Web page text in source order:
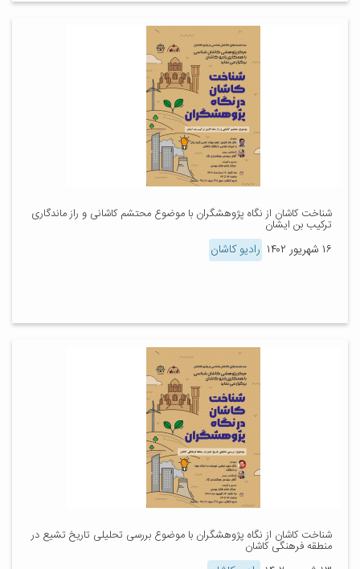
شناخت کاشان از نگاه پژوهشگران با موضوع محتشم کاشانی و راز ماندگاری
ترکیب بن ایشان
۱۶ شهریور ۱۴۰۲ رادیو کاشان
شناخت کاشان از نگاه پژوهشگران با موضوع بررسی تحلیلی تاریخ تشیع در
منطقه فرهنگی کاشان